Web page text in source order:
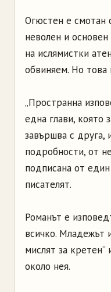
Огюстен е смотан
неволен и
на ислямистки
обвиняем. Но това
„Пространна
една глави, която
завършва с друга,
подробности, от
подписана от
писателят.
Романът е
всичко. Младежът
мислят за
около нея.